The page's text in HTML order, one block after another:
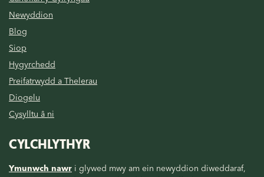
Newyddion
Blog
Siop
Hygyrchedd
Preifatrwydd a Thelerau
Diogelu
Cysylltu â ni
CYLCHLYTHYR
Ymunwch nawr i glywed mwy am ein newyddion diweddaraf,